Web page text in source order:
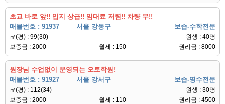
초교 바로 앞!! 입지 상급!! 임대료 저렴!! 차량 무!!
매물번호 : 91937
서울 강동구 보습-수학전문
㎡(평) : 99(30)
원생 : 40명
보증금 : 2000
월세 : 150 권리금 : 8000
원장님 수업없이 운영되는 오토학원!
매물번호 : 91927
서울 강서구 보습-영수전문
㎡(평) : 112(34)
원생 : 30명
보증금 : 2000
월세 : 110 권리금 : 4500